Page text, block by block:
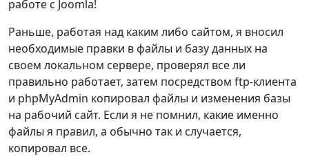
работе с Joomla!
Раньше, работая над каким либо сайтом, я вносил
необходимые правки в файлы и базу данных на
своем локальном сервере, проверял все ли
правильно работает, затем посредством ftp-клиента
и phpMyAdmin копировал файлы и изменения базы
на рабочий сайт. Если я не помнил, какие именно
файлы я правил, а обычно так и случается,
копировал все.